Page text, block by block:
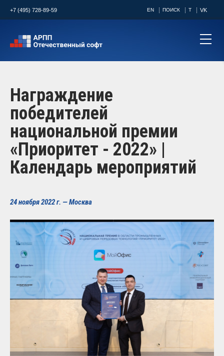
+7 (495) 728-89-59 EN ПОИСК T VK
Награждение
победителей
национальной премии
«Приоритет - 2022» |
Календарь мероприятий
24 ноября 2022 г. — Москва